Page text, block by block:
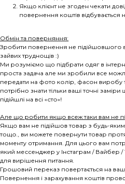
Якщо клієнт не згоден чекати
повернення коштів відбувається
Обмін та поверняння:
Зробити повернення не підійшовшого
зайвих труднощів :)
Ми розуміємо що підбрати одяг в
проста задача але ми зробили все
передати на фото колір, фасон виробу
потрібно знати тільки ваші точні
підійшлі на всі «сто»!
Але що робити якщо всеж таки вам не
Якщо вам не підійшов товар з будь-
тощо., ви можете повернути товар
моменту отримання. Для цього вам
який мессенджер у Інстаграм / Вайбер
для вирішення питання.
Грошовий переказ повертається на
Повернення і зарахування коштів